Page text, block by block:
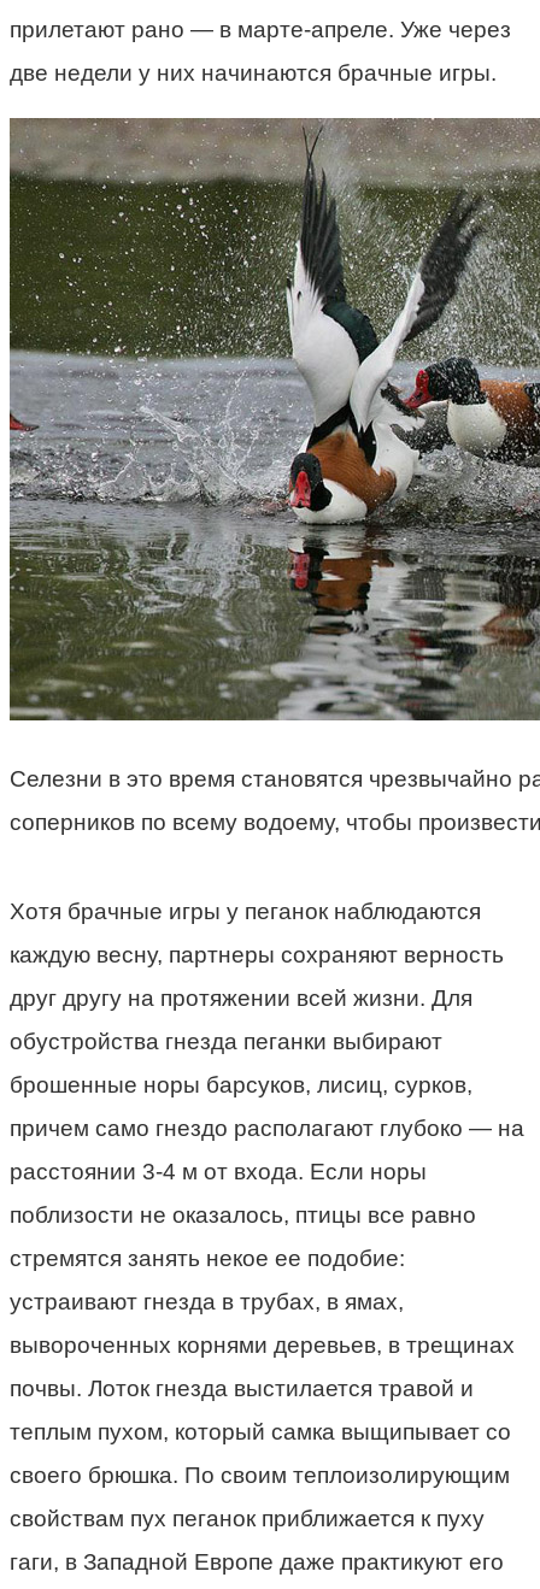
прилетают рано — в марте-апреле. Уже через
две недели у них начинаются брачные игры.
Селезни в это время становятся чрезвычайно
соперников по всему водоему, чтобы
Хотя брачные игры у пеганок наблюдаются
каждую весну, партнеры сохраняют верность
друг другу на протяжении всей жизни. Для
обустройства гнезда пеганки выбирают
брошенные норы барсуков, лисиц, сурков,
причем само гнездо располагают глубоко — на
расстоянии 3-4 м от входа. Если норы
поблизости не оказалось, птицы все равно
стремятся занять некое ее подобие:
устраивают гнезда в трубах, в ямах,
вывороченных корнями деревьев, в трещинах
почвы. Лоток гнезда выстилается травой и
теплым пухом, который самка выщипывает со
своего брюшка. По своим теплоизолирующим
свойствам пух пеганок приближается к пуху
гаги, в Западной Европе даже практикуют его